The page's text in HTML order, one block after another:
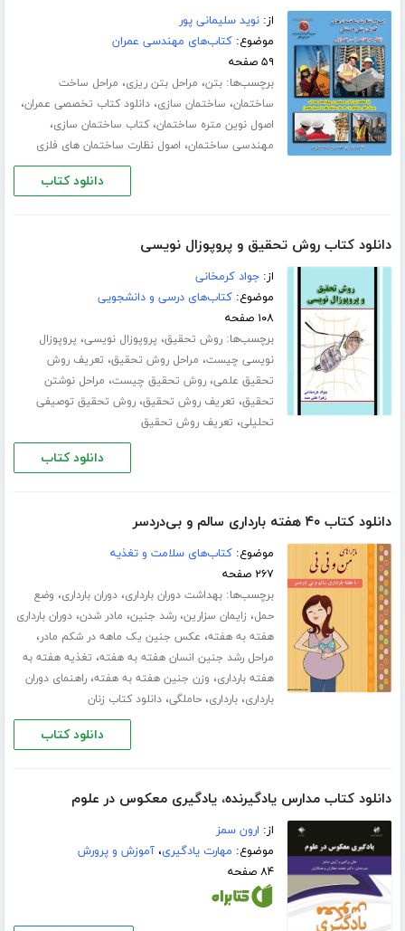
از:نوید سلیمانی پور
موضوع:کتاب‌های مهندسی عمران
۵۹ صفحه
برچسب‌ها:بتن، مراحل بتن ریزی، مراحل ساخت
ساختمان، ساختمان سازی،دانلود کتاب تخصصی عمران،
اصول نوین متره ساختمان،کتاب ساختمان سازی،
مهندسی ساختمان، اصول نظارت ساختمان های فلزی
دانلود کتاب
دانلود کتاب روش تحقیق و پروپوزال نویسی
از:جواد کرمخانی
موضوع:کتاب‌های درسی و دانشجویی
۱۰۸ صفحه
برچسب‌ها:روش تحقیق، پروپوزال نویسی، پروپوزال
نویسی چیست، مراحل روش تحقیق، تعریف روش
تحقیق علمی،روش تحقیق چیست، مراحل نوشتن
تحقیق، تعریف روش تحقیق،روش تحقیق توصیفی
تحلیلی، تعریف روش تحقیق
دانلود کتاب
دانلود کتاب ۴۰ هفته بارداری سالم و بی‌دردسر
موضوع:کتاب‌های سلامت و تغذیه
۲۶۷ صفحه
برچسب‌ها:بهداشت دوران بارداری،دوران بارداری، وضع
حمل، زایمان سزارین،رشد جنین، مادر شدن،دوران بارداری
هفته به هفته، عکس جنین یک ماهه در شکم مادر،
مراحل رشد جنین انسان هفته به هفته، تغذیه هفته به
هفته بارداری، وزن جنین هفته به هفته،راهنمای دوران
بارداری،بارداری،حاملگی،دانلود کتاب زنان
دانلود کتاب
دانلود کتاب مدارس یادگیرنده، یادگیری معکوس در علوم
از: ارون سمز
موضوع: مهارت یادگیری،آموزش و پرورش
۸۴ صفحه